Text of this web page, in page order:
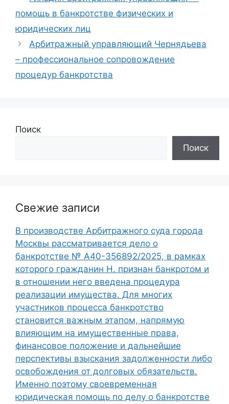
помощь в банкротстве физических и
юридических лиц
Арбитражный управляющий Чернядьева
– профессиональное сопровождение
процедур банкротства
Поиск
Поиск
Свежие записи
В производстве Арбитражного суда города
Москвы рассматривается дело о
банкротстве № А40-356892/2025, в рамках
которого гражданин Н. признан банкротом и
в отношении него введена процедура
реализации имущества. Для многих
участников процесса банкротство
становится важным этапом, напрямую
влияющим на имущественные права,
финансовое положение и дальнейшие
перспективы взыскания задолженности либо
освобождения от долговых обязательств.
Именно поэтому своевременная
юридическая помощь по делу о банкротстве